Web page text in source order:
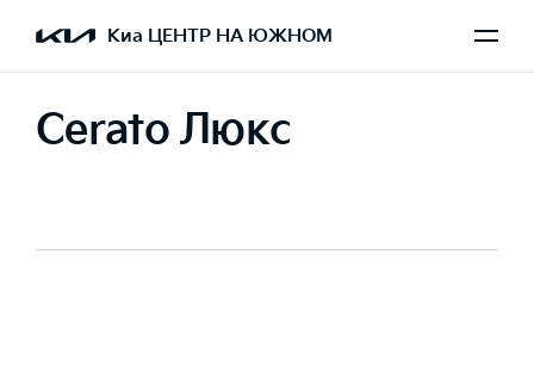
Киа ЦЕНТР НА ЮЖНОМ
Cerato Люкс